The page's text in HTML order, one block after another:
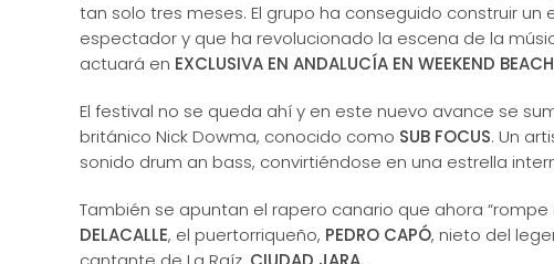
tan solo tres meses. El grupo ha conseguido construir
espectador y que ha revolucionado la escena de la
actuará en EXCLUSIVA EN ANDALUCÍA EN WEEKEND
El festival no se queda ahí y en este nuevo avance se
británico Nick Dowma, conocido como SUB FOCUS. Un
sonido drum an bass, convirtiéndose en una estrella
También se apuntan el rapero canario que ahora
DELACALLE, el puertorriqueño, PEDRO CAPÓ, nieto del